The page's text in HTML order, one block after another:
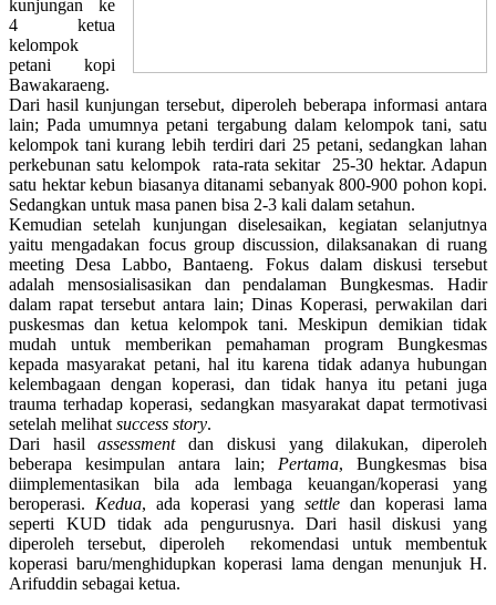
kunjungan ke
4 ketua
kelompok
petani kopi
Bawakaraeng.
Dari hasil kunjungan tersebut, diperoleh beberapa informasi antara
lain; Pada umumnya petani tergabung dalam kelompok tani, satu
kelompok tani kurang lebih terdiri dari 25 petani, sedangkan lahan
perkebunan satu kelompok rata-rata sekitar 25-30 hektar. Adapun
satu hektar kebun biasanya ditanami sebanyak 800-900 pohon kopi.
Sedangkan untuk masa panen bisa 2-3 kali dalam setahun.
Kemudian setelah kunjungan diselesaikan, kegiatan selanjutnya
yaitu mengadakan focus group discussion, dilaksanakan di ruang
meeting Desa Labbo, Bantaeng. Fokus dalam diskusi tersebut
adalah mensosialisasikan dan pendalaman Bungkesmas. Hadir
dalam rapat tersebut antara lain; Dinas Koperasi, perwakilan dari
puskesmas dan ketua kelompok tani. Meskipun demikian tidak
mudah untuk memberikan pemahaman program Bungkesmas
kepada masyarakat petani, hal itu karena tidak adanya hubungan
kelembagaan dengan koperasi, dan tidak hanya itu petani juga
trauma terhadap koperasi, sedangkan masyarakat dapat termotivasi
setelah melihat success story.
Dari hasilassessmentdan diskusi yang dilakukan, diperoleh
beberapa kesimpulan antara lain; Pertama, Bungkesmas bisa
diimplementasikan bila ada lembaga keuangan/koperasi yang
beroperasi. Kedua, ada koperasi yang settledan koperasi lama
seperti KUD tidak ada pengurusnya. Dari hasil diskusi yang
diperoleh tersebut, diperoleh rekomendasi untuk membentuk
koperasi baru/menghidupkan koperasi lama dengan menunjuk H.
Arifuddin sebagai ketua.